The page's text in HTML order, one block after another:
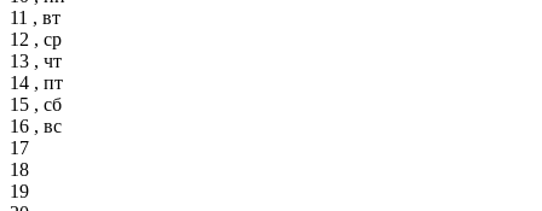
11 , вт
12 , ср
13 , чт
14 , пт
15 , сб
16 , вс
17
18
19